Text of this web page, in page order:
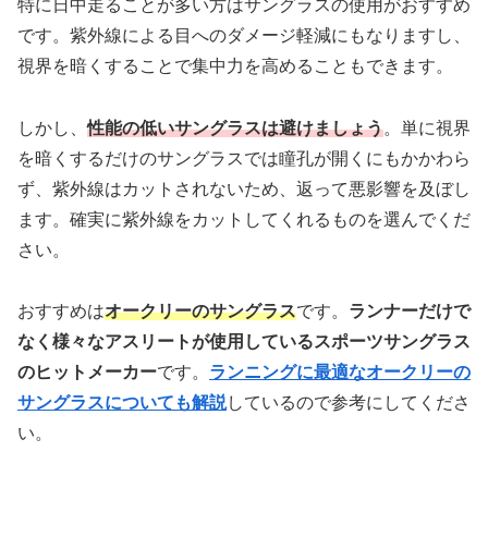
特に日中走ることが多い方はサングラスの使用がおすすめ
です。紫外線による目へのダメージ軽減にもなりますし、
視界を暗くすることで集中力を高めることもできます。
しかし、性能の低いサングラスは避けましょう。単に視界
を暗くするだけのサングラスでは瞳孔が開くにもかかわら
ず、紫外線はカットされないため、返って悪影響を及ぼし
ます。確実に紫外線をカットしてくれるものを選んでくだ
さい。
おすすめはオークリーのサングラスです。 ランナーだけで
なく様々なアスリートが使用しているスポーツサングラス
のヒットメーカーです。 ランニングに最適なオークリーの
サングラスについても解説しているので参考にしてくださ
い。